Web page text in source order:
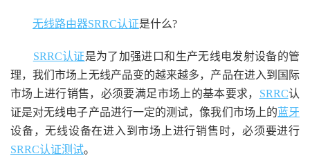
无线路由器SRRC认证是什么?
SRRC认证是为了加强进口和生产无线电发射设备的管
理，我们市场上无线产品变的越来越多，产品在进入到国际
市场上进行销售，必须要满足市场上的基本要求， SRRC认
证是对无线电子产品进行一定的测试，像我们市场上的蓝牙
设备，无线设备在进入到市场上进行销售时，必须要进行
SRRC认证测试。